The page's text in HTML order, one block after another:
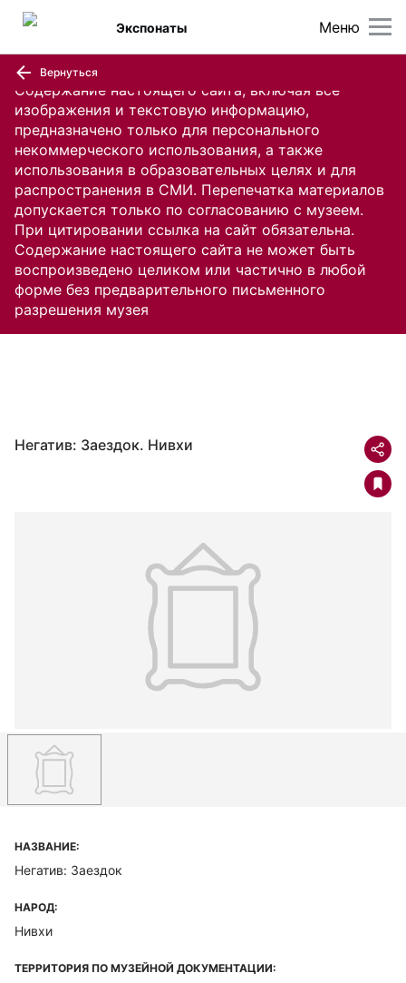
Содержание настоящего сайта, включая все
изображения и текстовую информацию,
предназначено только для персонального
некоммерческого использования, а также
использования в образовательных целях и для
распространения в СМИ. Перепечатка материалов
допускается только по согласованию с музеем.
При цитировании ссылка на сайт обязательна.
Содержание настоящего сайта не может быть
воспроизведено целиком или частично в любой
форме без предварительного письменного
разрешения музея
Меню
Экспонаты
Вернуться
Негатив: Заездок. Нивхи
НАЗВАНИЕ:
Негатив: Заездок
НАРОД:
Нивхи
ТЕРРИТОРИЯ ПО МУЗЕЙНОЙ ДОКУМЕНТАЦИИ: